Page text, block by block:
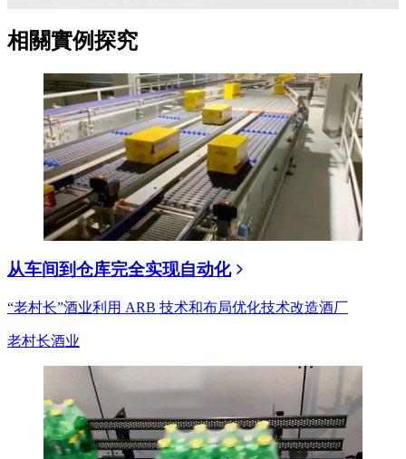
相關實例探究
从车间到仓库完全实现自动化
“老村长”酒业利用 ARB 技术和布局优化技术改造酒厂
老村长酒业